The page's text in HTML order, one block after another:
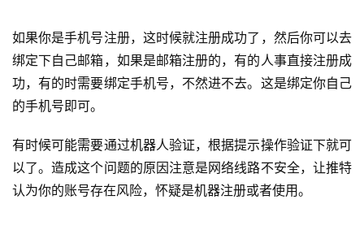
如果你是手机号注册，这时候就注册成功了，然后你可以去
绑定下自己邮箱，如果是邮箱注册的，有的人事直接注册成
功，有的时需要绑定手机号，不然进不去。这是绑定你自己
的手机号即可。
有时候可能需要通过机器人验证，根据提示操作验证下就可
以了。造成这个问题的原因注意是网络线路不安全，让推特
认为你的账号存在风险，怀疑是机器注册或者使用。